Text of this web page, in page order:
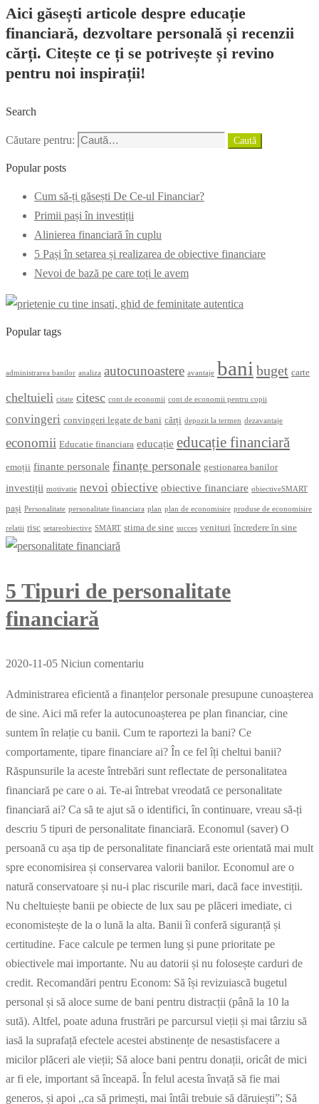
Aici găsești articole despre educație
financiară, dezvoltare personală și recenzii
cărți. Citește ce ți se potrivește și revino
pentru noi inspirații!
Search
Căutare pentru: Caută
Popular posts
Cum să-ți găsești De Ce-ul Financiar?
Primii pași în investiții
Alinierea financiară în cuplu
5 Pași în setarea și realizarea de obiective financiare
Nevoi de bază pe care toți le avem
Popular tags
administrarea banilor analiza autocunoastere avantaje bani buget carte
cheltuieli citate citesc cont de economii cont de economii pentru copii
convingeri convingeri legate de bani cărți depozit la termen dezavantaje
economii Educatie financiara educație educație financiară
emoții finante personale finanțe personale gestionarea banilor
investiții motivatie nevoi obiective obiective financiare obiectiveSMART
pași Personalitate personalitate financiara plan plan de economisire produse de economisire
relatii risc setareobiective SMART stima de sine succes venituri încredere în sine
5 Tipuri de personalitate
financiară
2020-11-05 Niciun comentariu
Administrarea eficientă a finanțelor personale presupune cunoașterea
de sine. Aici mă refer la autocunoașterea pe plan financiar, cine
suntem în relație cu banii. Cum te raportezi la bani? Ce
comportamente, tipare financiare ai? În ce fel îți cheltui banii?
Răspunsurile la aceste întrebări sunt reflectate de personalitatea
financiară pe care o ai. Te-ai întrebat vreodată ce personalitate
financiară ai? Ca să te ajut să o identifici, în continuare, vreau să-ți
descriu 5 tipuri de personalitate financiară. Economul (saver) O
persoană cu așa tip de personalitate financiară este orientată mai mult
spre economisirea și conservarea valorii banilor. Economul are o
natură conservatoare și nu-i plac riscurile mari, dacă face investiții.
Nu cheltuiește banii pe obiecte de lux sau pe plăceri imediate, ci
economistește de la o lună la alta. Banii îi conferă siguranță și
certitudine. Face calcule pe termen lung și pune prioritate pe
obiectivele mai importante. Nu au datorii și nu folosește carduri de
credit. Recomandări pentru Econom: Să își revizuiască bugetul
personal și să aloce sume de bani pentru distracții (până la 10 la
sută). Altfel, poate aduna frustrări pe parcursul vieții și mai târziu să
iasă la suprafață efectele acestei abstinențe de nesastisfacere a
micilor plăceri ale vieții; Să aloce bani pentru donații, oricât de mici
ar fi ele, important să înceapă. În felul acesta învață să fie mai
generos, și apoi ,,ca să primești, mai întâi trebuie să dăruiești”; Să